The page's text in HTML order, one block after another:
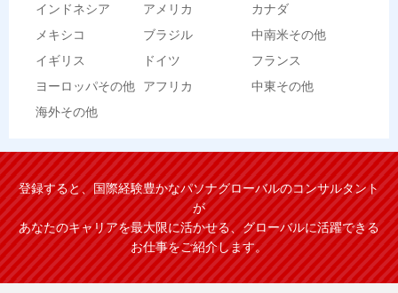
インドネシア
アメリカ
カナダ
メキシコ
ブラジル
中南米その他
イギリス
ドイツ
フランス
ヨーロッパその他
アフリカ
中東その他
海外その他
登録すると、国際経験豊かなパソナグローバルのコンサルタント
が
あなたのキャリアを最大限に活かせる、グローバルに活躍できる
お仕事をご紹介します。